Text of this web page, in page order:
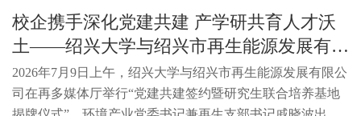
校企携手深化党建共建 产学研共育人才沃
土——绍兴大学与绍兴市再生能源发展有限
公司举办党...
2026年7月9日上午，绍兴大学与绍兴市再生能源发展有限公
司在再多媒体厅举行“党建共建签约暨研究生联合培养基地